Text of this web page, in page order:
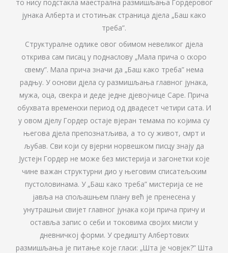
то нису подстакла маестрална размишљања Гордеровог
јунака Алберта и стотињак страница дјела „Баш како
треба”.
Структуралне одлике овог обимом невеликог дјела
открива сам писац у поднаслову „Мала прича о скоро
свему”. Мала прича значи да „Баш како треба” нема
радњу. У основи дјела су размишљања главног јунака,
мужа, оца, свекра и деде једне дјевојчице Саре. Прича
обухвата временски период од двадесет четири сата. И
у овом дјелу Гордер остаје вјеран темама по којима су
његова дјела препознатљива, а то су живот, смрт и
љубав. Сви који су вјерни норвешком писцу знају да
Јустејн Гордер не може без мистерија и загонетки које
чине важан структурни дио у његовим списатељским
пустоловинама. У „Баш како треба” мистерија се не
јавља на спољашњем плану већ је пренесена у
унутрашњи свијет главног јунака који прича причу и
оставља запис о себи и токовима својих мисли у
дневничкој форми. У средишту Албертових
размишљања је питање које гласи: „Шта је човјек?” Шта